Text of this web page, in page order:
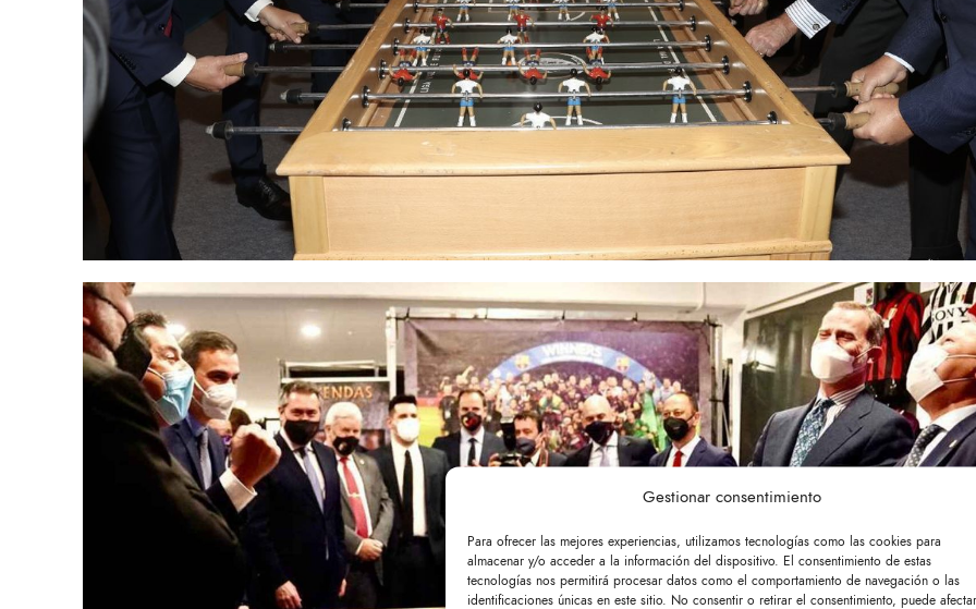
Gestionar consentimiento
Para ofrecer las mejores experiencias, utilizamos tecnologías como las cookies para
almacenar y/o acceder a la información del dispositivo. El consentimiento de estas
tecnologías nos permitirá procesar datos como el comportamiento de navegación o las
identificaciones únicas en este sitio. No consentir o retirar el consentimiento, puede afectar